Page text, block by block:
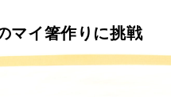
マイ箸作りに挑戦